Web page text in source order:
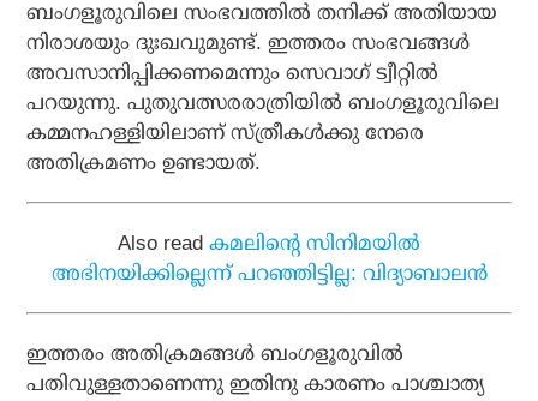
ബംഗളൂരുവിലെ സംഭവത്തില്‍ തനിക്ക് അതിയായ
നിരാശയും ദുഃഖവുമുണ്ട്. ഇത്തരം സംഭവങ്ങള്‍
അവസാനിപ്പിക്കണമെന്നും സെവാഗ് ട്വീറ്റില്‍
പറയുന്നു. പുതുവത്സരരാത്രിയില്‍ ബംഗളൂരുവിലെ
കമ്മനഹള്ളിയിലാണ് സ്ത്രീകള്‍ക്കു നേരെ
അതിക്രമണം ഉണ്ടായത്.
Also read കമലിന്റെ സിനിമയില്‍
അഭിനയിക്കില്ലെന്ന് പറഞ്ഞിട്ടില്ല: വിദ്യാബാലന്‍
ഇത്തരം അതിക്രമങ്ങള്‍ ബംഗളൂരുവില്‍
പതിവുള്ളതാണെന്നു ഇതിനു കാരണം പാശ്ചാത്യ